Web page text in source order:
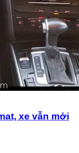
xe vẫn mới